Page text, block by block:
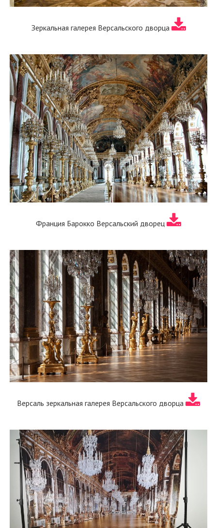
Зеркальная галерея Версальского дворца
Франция Барокко Версальский дворец
Версаль зеркальная галерея Версальского дворца